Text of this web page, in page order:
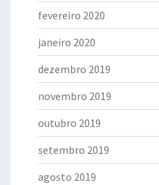
fevereiro 2020
janeiro 2020
dezembro 2019
novembro 2019
outubro 2019
setembro 2019
agosto 2019